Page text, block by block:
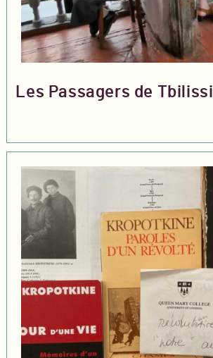
Les Passagers de Tbilissi